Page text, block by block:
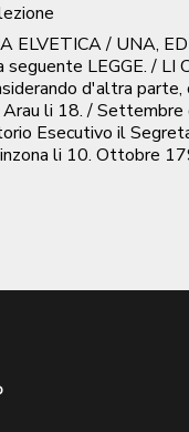
/ UNA,
LEGGE. /
d'altra
Arau li 18. /
Esecutivo il
li 10. Ottobre